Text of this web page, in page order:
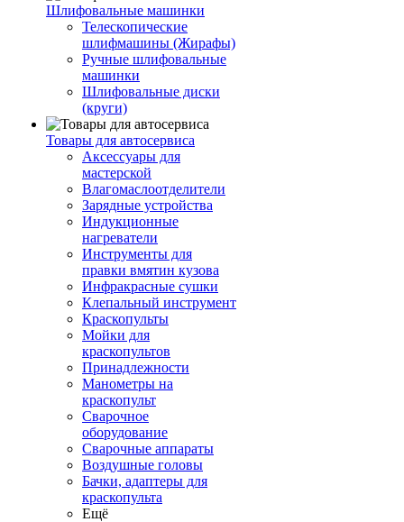
Шлифовальные машинки
Телескопические
шлифмашины (Жирафы)
Ручные шлифовальные
машинки
Шлифовальные диски
(круги)
Товары для автосервиса
Аксессуары для
мастерской
Влагомаслоотделители
Зарядные устройства
Индукционные
нагреватели
Инструменты для
правки вмятин кузова
Инфракрасные сушки
Клепальный инструмент
Краскопульты
Мойки для
краскопультов
Принадлежности
Манометры на
краскопульт
Сварочное
оборудование
Сварочные аппараты
Воздушные головы
Бачки, адаптеры для
краскопульта
Ещё